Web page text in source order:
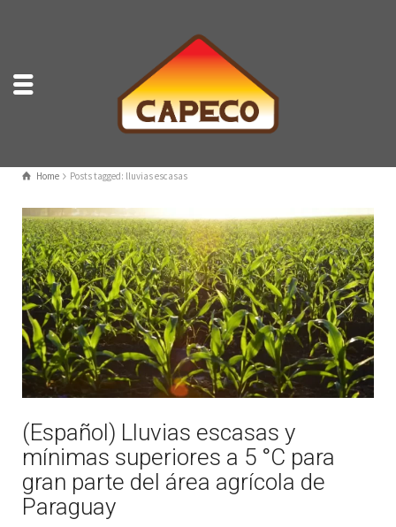
Home Posts tagged: lluvias escasas
(Español) Lluvias escasas y
mínimas superiores a 5 °C para
gran parte del área agrícola de
Paraguay